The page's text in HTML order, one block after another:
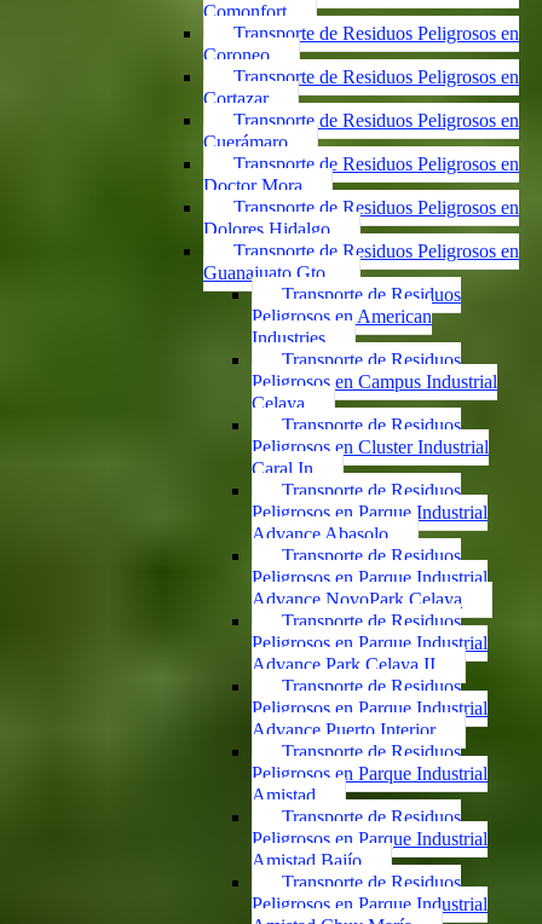
Comonfort
Transporte de Residuos Peligrosos en
Coroneo
Transporte de Residuos Peligrosos en
Cortazar
Transporte de Residuos Peligrosos en
Cuerámaro
Transporte de Residuos Peligrosos en
Doctor Mora
Transporte de Residuos Peligrosos en
Dolores Hidalgo
Transporte de Residuos Peligrosos en
Guanajuato Gto.
Transporte de Residuos
Peligrosos en American
Industries
Transporte de Residuos
Peligrosos en Campus Industrial
Celaya
Transporte de Residuos
Peligrosos en Cluster Industrial
Caral In
Transporte de Residuos
Peligrosos en Parque Industrial
Advance Abasolo
Transporte de Residuos
Peligrosos en Parque Industrial
Advance NovoPark Celaya
Transporte de Residuos
Peligrosos en Parque Industrial
Advance Park Celaya II
Transporte de Residuos
Peligrosos en Parque Industrial
Advance Puerto Interior
Transporte de Residuos
Peligrosos en Parque Industrial
Amistad
Transporte de Residuos
Peligrosos en Parque Industrial
Amistad Bajío
Transporte de Residuos
Peligrosos en Parque Industrial